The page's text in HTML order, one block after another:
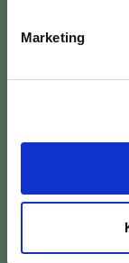
Marketing
BILETTER
PRESSE
SØG PÅ